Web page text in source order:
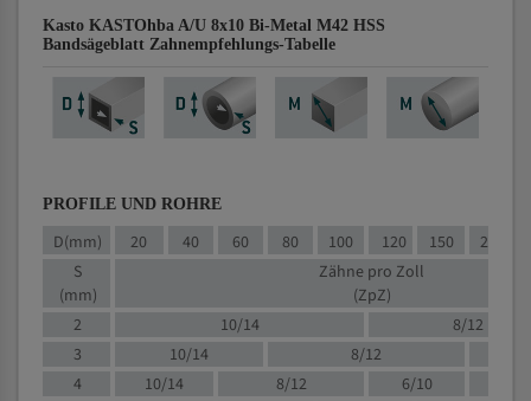
Kasto KASTOhba A/U 8x10 Bi-Metal M42 HSS
Bandsägeblatt Zahnempfehlungs-Tabelle
PROFILE UND ROHRE
D(mm) 20 40 60 80 100 120 150 200
S
(mm)
Zähne pro Zoll
(ZpZ)
2
10/14
8/12
3
10/14 8/12
4
10/14 8/12 6/10